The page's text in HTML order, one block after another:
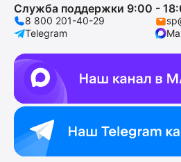
Служба поддержки 9:00 -
8 800 201-40-29
Telegram